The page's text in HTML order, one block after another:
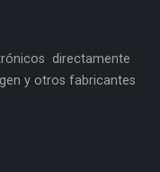
directamente
y otros fabricantes